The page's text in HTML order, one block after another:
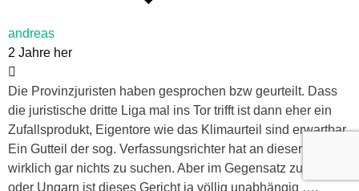
andreas
2 Jahre her
Die Provinzjuristen haben gesprochen bzw geurteilt. Dass
die juristische dritte Liga mal ins Tor trifft ist dann eher ein
Zufallsprodukt, Eigentore wie das Klimaurteil sind erwartbar.
Ein Gutteil der sog. Verfassungsrichter hat an dieser Stelle
wirklich gar nichts zu suchen. Aber im Gegensatz zu Polen
oder Ungarn ist dieses Gericht ja völlig unabhängig ….